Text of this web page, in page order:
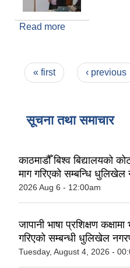
Read more
Pages
« first ‹ previous
सूचना तथा समाचार
काठमाडौँ बिश्व बिद्यालयको
माग गरिएको सम्बन्धि धुलिखेल
2026 Aug 6 - 12:00am
जापानी भाषा प्रशिक्षण
गरिएको सम्बन्धी धुलिखेल
Tuesday, August 4, 2026 -